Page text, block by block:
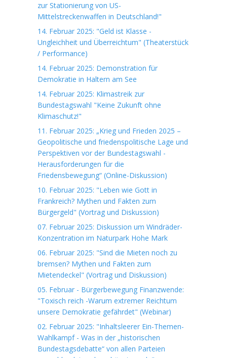
zur Stationierung von US-
Mittelstreckenwaffen in Deutschland!"
14. Februar 2025: "Geld ist Klasse -
Ungleichheit und Überreichtum" (Theaterstück
/ Performance)
14. Februar 2025: Demonstration für
Demokratie in Haltern am See
14. Februar 2025: Klimastreik zur
Bundestagswahl "Keine Zukunft ohne
Klimaschutz!"
11. Februar 2025: „Krieg und Frieden 2025 –
Geopolitische und friedenspolitische Lage und
Perspektiven vor der Bundestagswahl -
Herausforderungen für die
Friedensbewegung“ (Online-Diskussion)
10. Februar 2025: "Leben wie Gott in
Frankreich? Mythen und Fakten zum
Bürgergeld" (Vortrag und Diskussion)
07. Februar 2025: Diskussion um Windräder-
Konzentration im Naturpark Hohe Mark
06. Februar 2025: "Sind die Mieten noch zu
bremsen? Mythen und Fakten zum
Mietendeckel" (Vortrag und Diskussion)
05. Februar - Bürgerbewegung Finanzwende:
"Toxisch reich -Warum extremer Reichtum
unsere Demokratie gefährdet" (Webinar)
02. Februar 2025: "Inhaltsleerer Ein-Themen-
Wahlkampf - Was in der „historischen
Bundestagsdebatte“ von allen Parteien